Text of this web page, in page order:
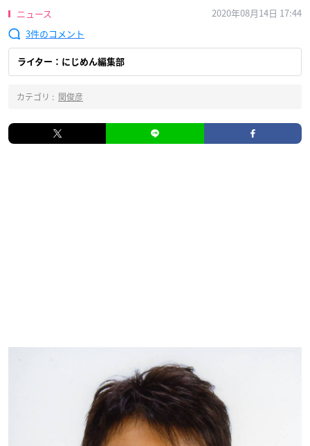
ニュース
2020年08月14日 17:44
3
ライター：にじめん編集部
カテゴリ : 関俊彦